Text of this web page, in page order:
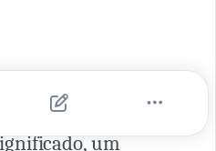
informação que
conteúdo. E todo
um